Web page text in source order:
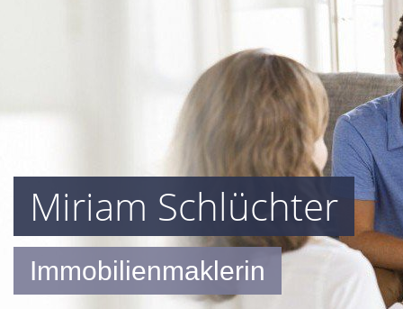
Miriam Schlüchter
Immobilienmaklerin